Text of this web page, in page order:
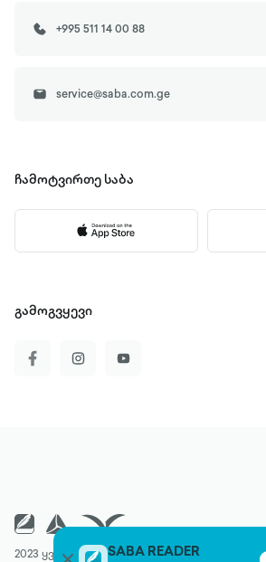
SABA READER
+995 511 14 00 88
service@saba.com.ge
ჩამოტვირთე საბა
გამოგვყევი
2023 ყველა უფლება დაცულია